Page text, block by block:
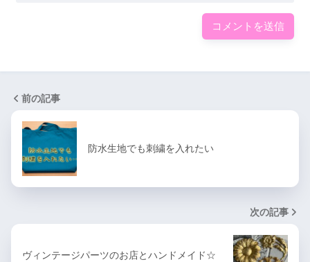
前の記事
防水生地でも刺繍を入れたい
次の記事
ヴィンテージパーツのお店とハンドメイド☆